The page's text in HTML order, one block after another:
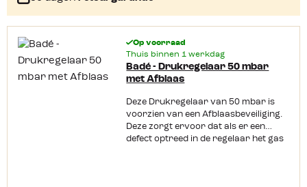
Op voorraad
Thuis binnen 1 werkdag
Badé - Drukregelaar 50 mbar
met Afblaas
Deze Drukregelaar van 50 mbar is
voorzien van een Afblaasbeveiliging.
Deze zorgt ervoor dat als er een
defect optreed in de regelaar het gas